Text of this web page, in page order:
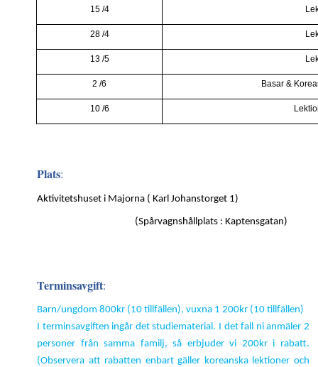
15 /4
28 /4
13 /5
2 /6 Basar &
10 /6
Plats:
Aktivitetshuset i Majorna ( Karl Johanstorget 1)
(Spårvagnshållplats : Kaptensgatan)
Terminsavgift:
Barn/ungdom 800kr (10 tillfällen), vuxna 1 200kr (10 tillfällen)
I terminsavgiften ingår det studiematerial. I det fall ni anmäler 2
personer från samma familj, så erbjuder vi 200kr i rabatt.
(Observera att rabatten enbart gäller koreanska lektioner och